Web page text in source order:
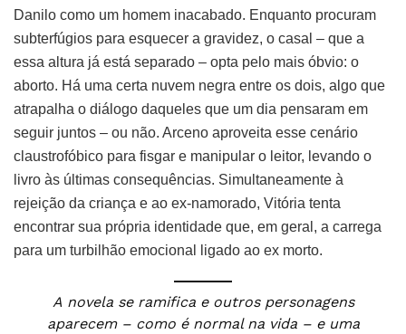
Danilo como um homem inacabado. Enquanto procuram
subterfúgios para esquecer a gravidez, o casal – que a
essa altura já está separado – opta pelo mais óbvio: o
aborto. Há uma certa nuvem negra entre os dois, algo que
atrapalha o diálogo daqueles que um dia pensaram em
seguir juntos – ou não. Arceno aproveita esse cenário
claustrofóbico para fisgar e manipular o leitor, levando o
livro às últimas consequências. Simultaneamente à
rejeição da criança e ao ex-namorado, Vitória tenta
encontrar sua própria identidade que, em geral, a carrega
para um turbilhão emocional ligado ao ex morto.
A novela se ramifica e outros personagens
aparecem – como é normal na vida – e uma